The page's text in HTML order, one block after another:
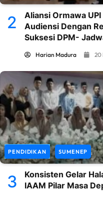
2
Aliansi Ormawa
Audiensi Dengan
Suksesi DPM-
Harian Madura 20
PENDIDIKAN SUMENEP
3
Konsisten Gelar
IAAM Pilar Masa